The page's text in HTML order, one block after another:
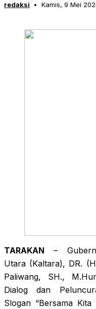
redaksi Kamis, 9 Mei
TARAKAN –
Utara (Kaltara), DR.
Paliwang, SH.,
Dialog dan
Slogan “Bersama Kita